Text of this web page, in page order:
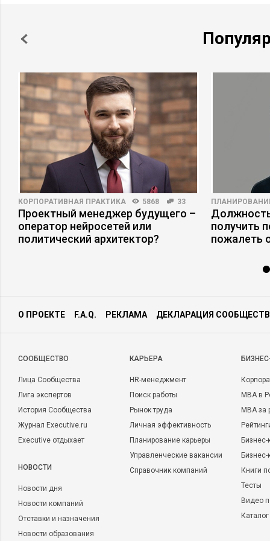
КОРПОРАТИВНАЯ ПРАКТИКА 5868 33
Проектный менеджер будущего –
оператор нейросетей или
политический архитектор?
получить
пожалеть
О ПРОЕКТЕ F.A.Q. РЕКЛАМА ДЕКЛАРАЦИЯ
CООБЩЕСТВО
Лица Сообщества
Лига экспертов
История Сообщества
Журнал Executive.ru
Executive отдыхает
НОВОСТИ
Новости дня
Новости компаний
Отставки и назначения
Новости образования
КАРЬЕРА
HR-менеджмент
Поиск работы
Рынок труда
Личная эффективность
Планирование карьеры
Управленческие вакансии
Справочник компаний
MBA в
MBA
Бизнес-
Книги
Тесты
Видео